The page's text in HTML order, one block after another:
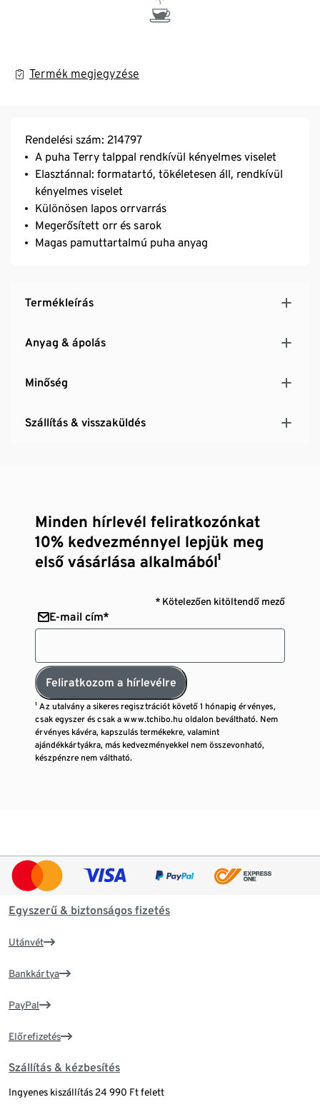
Termék megjegyzése
Rendelési szám: 214797
A puha Terry talppal rendkívül kényelmes viselet
Elasztánnal: formatartó, tökéletesen áll, rendkívül
kényelmes viselet
Különösen lapos orrvarrás
Megerősített orr és sarok
Magas pamuttartalmú puha anyag
Termékleírás
Anyag & ápolás
Minőség
Szállítás & visszaküldés
Minden hírlevél feliratkozónkat
10% kedvezménnyel lepjük meg
első vásárlása alkalmából¹
* Kötelezően kitöltendő mező
E-mail cím*
Feliratkozom a hírlevélre
¹ Az utalvány a sikeres regisztrációt követő 1 hónapig érvényes,
csak egyszer és csak a www.tchibo.hu oldalon beváltható. Nem
érvényes kávéra, kapszulás termékekre, valamint
ajándékkártyákra, más kedvezményekkel nem összevonható,
készpénzre nem váltható.
Egyszerű & biztonságos fizetés
Utánvét
Bankkártya
PayPal
Előrefizetés
Szállítás & kézbesítés
Ingyenes kiszállítás 24 990 Ft felett